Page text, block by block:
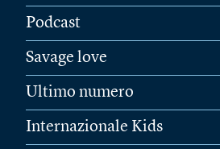
Podcast
Savage love
Ultimo numero
Internazionale Kids